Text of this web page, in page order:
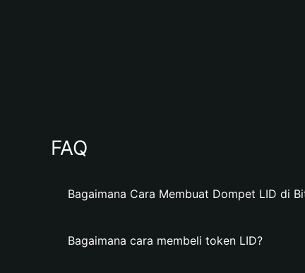
FAQ
Bagaimana Cara Membuat Dompet LID di
Bagaimana cara membeli token LID?